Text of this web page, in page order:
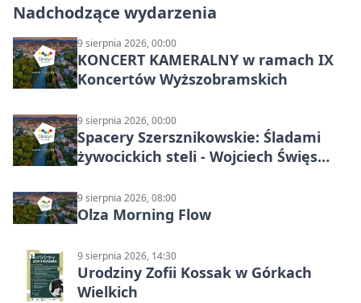
Nadchodzące wydarzenia
9 sierpnia 2026, 00:00
KONCERT KAMERALNY w ramach IX
Koncertów Wyższobramskich
9 sierpnia 2026, 00:00
Spacery Szersznikowskie: Śladami
żywocickich steli - Wojciech Święs
9 sierpnia 2026, 08:00
Olza Morning Flow
9 sierpnia 2026, 14:30
Urodziny Zofii Kossak w Górkach
Wielkich